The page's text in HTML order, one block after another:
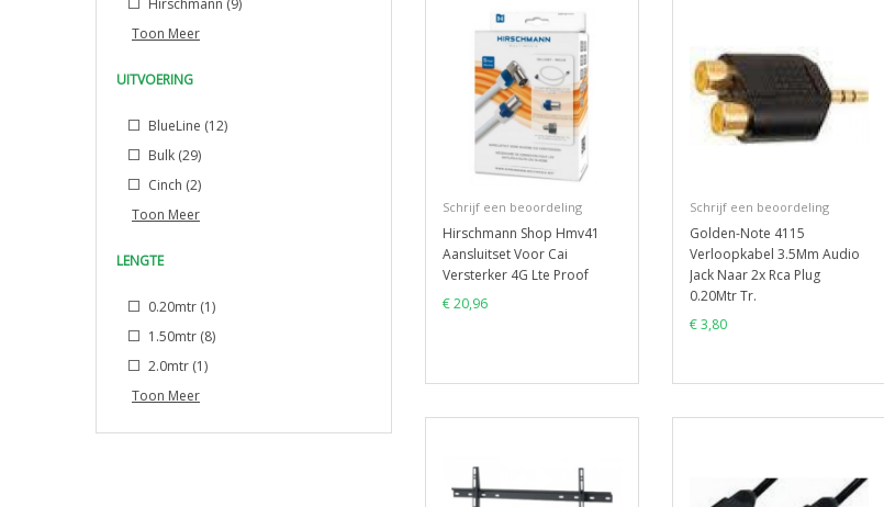
Hirschmann (9)
Toon Meer
UITVOERING
BlueLine (12)
Bulk (29)
Cinch (2)
Toon Meer
LENGTE
0.20mtr (1)
1.50mtr (8)
2.0mtr (1)
Toon Meer
Schrijf een beoordeling
Hirschmann Shop Hmv41
Aansluitset Voor Cai
Versterker 4G Lte Proof
€ 20,96
Schrijf een beoordeling
Golden-Note 4115
Verloopkabel 3.5Mm Audio
Jack Naar 2x Rca Plug
0.20Mtr Tr.
€ 3,80